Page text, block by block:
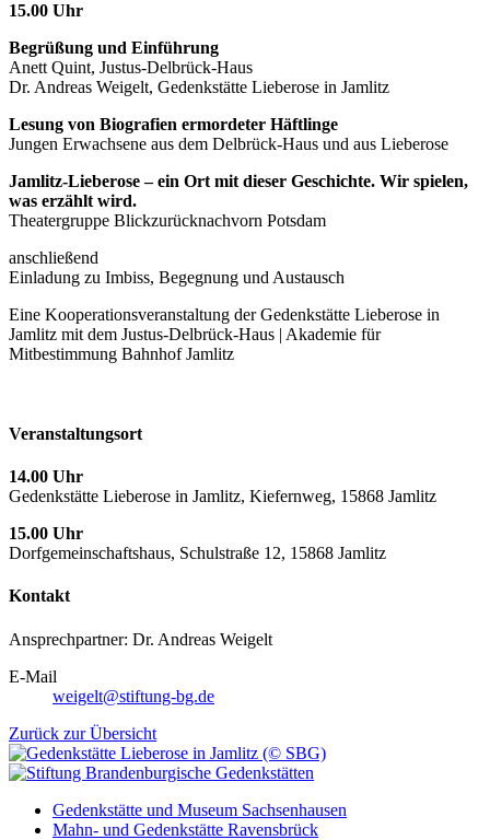
15.00 Uhr
Begrüßung und Einführung
Anett Quint, Justus-Delbrück-Haus
Dr. Andreas Weigelt, Gedenkstätte Lieberose in Jamlitz
Lesung von Biografien ermordeter Häftlinge
Jungen Erwachsene aus dem Delbrück-Haus und aus Lieberose
Jamlitz-Lieberose – ein Ort mit dieser Geschichte. Wir spielen,
was erzählt wird.
Theatergruppe Blickzurücknachvorn Potsdam
anschließend
Einladung zu Imbiss, Begegnung und Austausch
Eine Kooperationsveranstaltung der Gedenkstätte Lieberose in
Jamlitz mit dem Justus-Delbrück-Haus | Akademie für
Mitbestimmung Bahnhof Jamlitz
Veranstaltungsort
14.00 Uhr
Gedenkstätte Lieberose in Jamlitz, Kiefernweg, 15868 Jamlitz
15.00 Uhr
Dorfgemeinschaftshaus, Schulstraße 12, 15868 Jamlitz
Kontakt
Ansprechpartner: Dr. Andreas Weigelt
E-Mail
weigelt@stiftung-bg.de
Zurück zur Übersicht
Gedenkstätte und Museum Sachsenhausen
Mahn- und Gedenkstätte Ravensbrück